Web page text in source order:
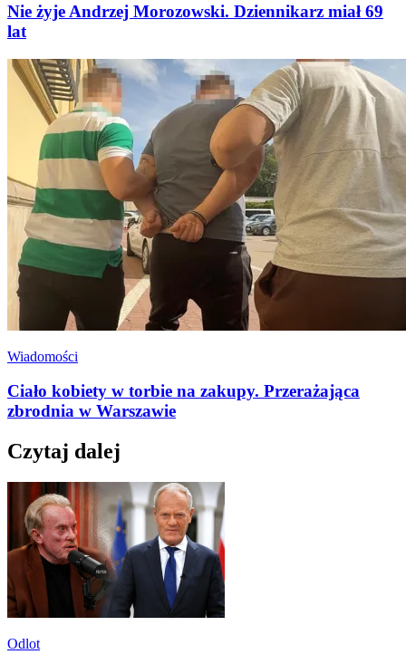
Nie żyje Andrzej Morozowski. Dziennikarz miał 69
lat
Wiadomości
Ciało kobiety w torbie na zakupy. Przerażająca
zbrodnia w Warszawie
Czytaj dalej
Odlot